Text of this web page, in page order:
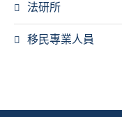
法研所
移民專業人員